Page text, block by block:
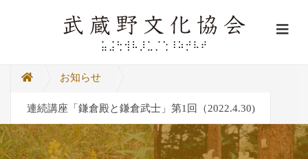
お知らせ
連続講座「鎌倉殿と鎌倉武士」第1回（2022.4.30)